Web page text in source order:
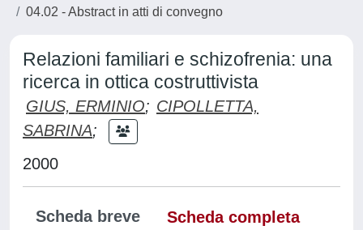
04.02 - Abstract in atti di convegno
Relazioni familiari e schizofrenia: una
ricerca in ottica costruttivista
GIUS, ERMINIO; CIPOLLETTA,
SABRINA;
2000
Scheda breve
Scheda completa